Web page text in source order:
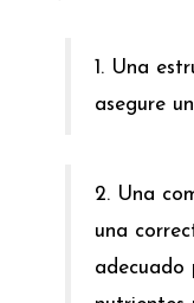
1. Una
asegure
2. Una
una
adecuado